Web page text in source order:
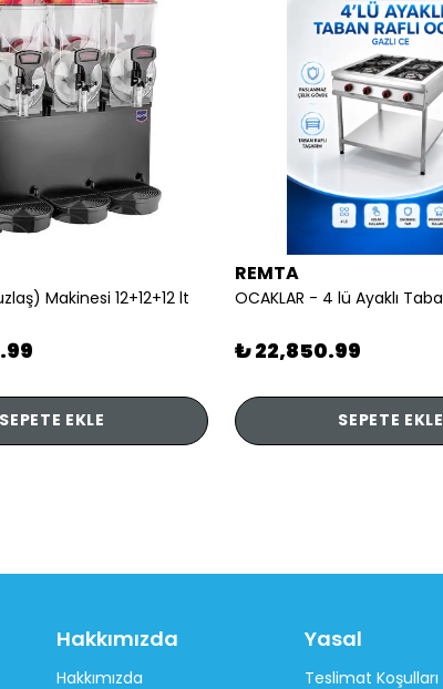
Makinesi 12+12+12 lt
SEPETE EKLE
REMTA
₺ 22,850.99
SEPETE EKLE
Hakkımızda
Hakkımızda
Yasal
Teslimat Koşulları